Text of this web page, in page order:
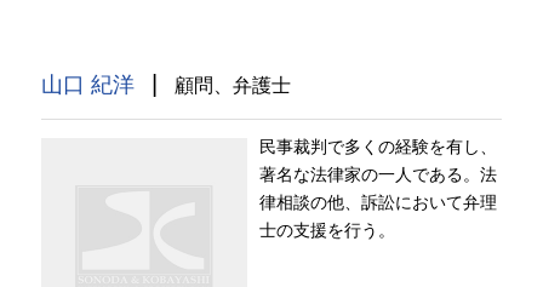
山口 紀洋 | 顧問、弁護士
民事裁判で多くの経験を有し、
著名な法律家の一人である。法
律相談の他、訴訟において弁理
士の支援を行う。